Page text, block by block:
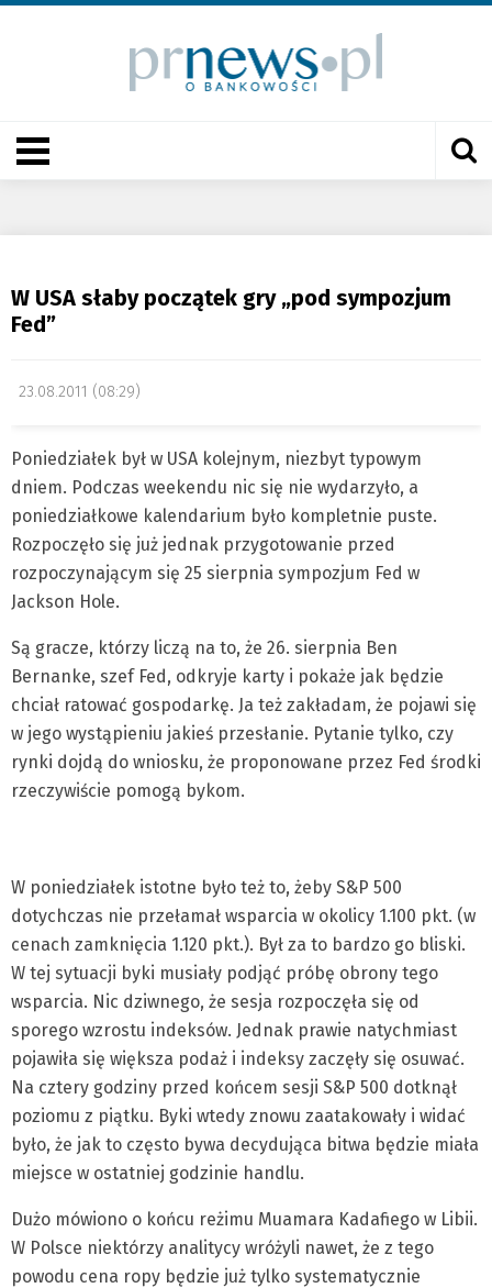
W USA słaby początek gry „pod sympozjum
Fed”
23.08.2011 (08:29)
Poniedziałek był w USA kolejnym, niezbyt typowym
dniem. Podczas weekendu nic się nie wydarzyło, a
poniedziałkowe kalendarium było kompletnie puste.
Rozpoczęło się już jednak przygotowanie przed
rozpoczynającym się 25 sierpnia sympozjum Fed w
Jackson Hole.
Są gracze, którzy liczą na to, że 26. sierpnia Ben
Bernanke, szef Fed, odkryje karty i pokaże jak będzie
chciał ratować gospodarkę. Ja też zakładam, że pojawi się
w jego wystąpieniu jakieś przesłanie. Pytanie tylko, czy
rynki dojdą do wniosku, że proponowane przez Fed środki
rzeczywiście pomogą bykom.
W poniedziałek istotne było też to, żeby S&P 500
dotychczas nie przełamał wsparcia w okolicy 1.100 pkt. (w
cenach zamknięcia 1.120 pkt.). Był za to bardzo go bliski.
W tej sytuacji byki musiały podjąć próbę obrony tego
wsparcia. Nic dziwnego, że sesja rozpoczęła się od
sporego wzrostu indeksów. Jednak prawie natychmiast
pojawiła się większa podaż i indeksy zaczęły się osuwać.
Na cztery godziny przed końcem sesji S&P 500 dotknął
poziomu z piątku. Byki wtedy znowu zaatakowały i widać
było, że jak to często bywa decydująca bitwa będzie miała
miejsce w ostatniej godzinie handlu.
Dużo mówiono o końcu reżimu Muamara Kadafiego w Libii.
W Polsce niektórzy analitycy wróżyli nawet, że z tego
powodu cena ropy będzie już tylko systematycznie